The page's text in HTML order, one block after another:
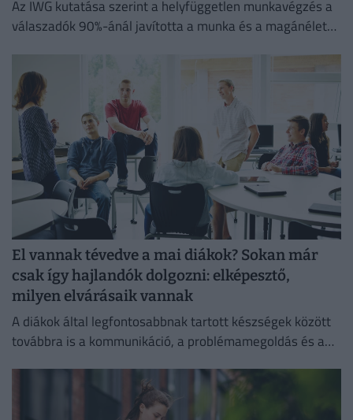
Az IWG kutatása szerint a helyfüggetlen munkavégzés a
válaszadók 90%-ánál javította a munka és a magánélet
El vannak tévedve a mai diákok? Sokan már
csak így hajlandók dolgozni: elképesztő,
milyen elvárásaik vannak
A diákok által legfontosabbnak tartott készségek között
továbbra is a kommunikáció, a problémamegoldás és a